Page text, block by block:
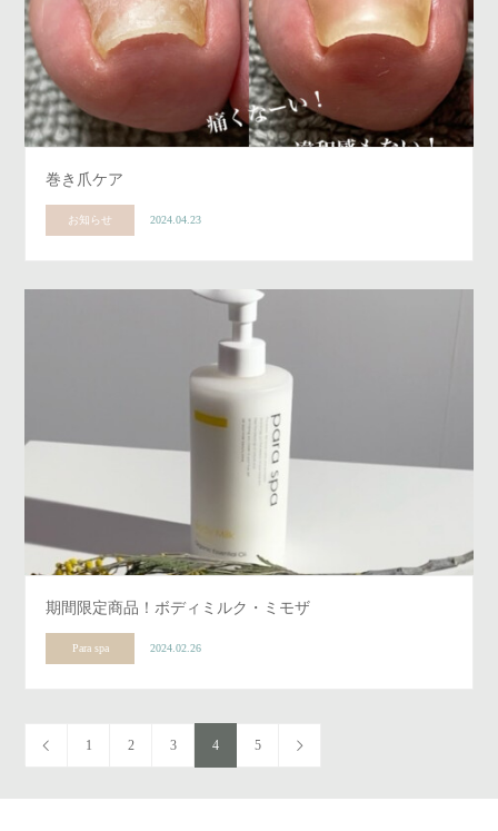
巻き爪ケア
お知らせ 2024.04.23
期間限定商品！ボディミルク・ミモザ
Para spa 2024.02.26
1 2 3 4 5